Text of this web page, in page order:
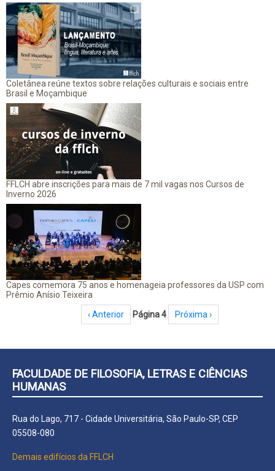
Coletânea reúne textos sobre relações culturais e sociais entre
Brasil e Moçambique
FFLCH abre inscrições para mais de 7 mil vagas nos Cursos de
Inverno 2026
Capes comemora 75 anos e homenageia professores da USP com
Prêmio Anísio Teixeira
Página anterior
‹ Anterior Página 4 Próxima página
Próxima ›
FACULDADE DE FILOSOFIA, LETRAS E CIÊNCIAS
HUMANAS
Rua do Lago, 717 - Cidade Universitária, São Paulo-SP, CEP
05508-080
Demais edifícios da FFLCH